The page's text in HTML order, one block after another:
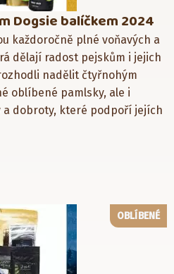
Dogsie balíčkem 2024
každoročně plné voňavých a
dělají radost pejskům i jejich
nadělit čtyřnohým
oblíbené pamlsky, ale i
dobroty, které podpoří jejích
OBLÍBENÉ